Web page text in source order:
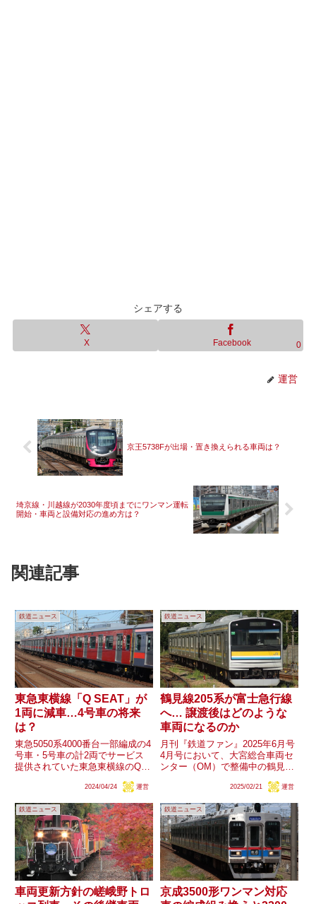
シェアする
X Facebook 0
運営
京王5738Fが出場・置き換えられる車両は？
埼京線・川越線が2030年度頃までにワンマン運転
開始・車両と設備対応の進め方は？
関連記事
鉄道ニュース
東急東横線「Q SEAT」が
1両に減車…4号車の将来
は？
東急5050系4000番台一部編成の4
号車・5号車の計2両でサービス
提供されていた東急東横線のQシ
されることになりました。4号車
座席を継続しつつ、ロングシート
状態固定で一般車...
2024/04/24 運営
鉄道ニュース
鶴見線205系が富士急行線
へ… 譲渡後はどのような
車両になるのか
月刊『鉄道ファン』2025年6月号
4月号において、大宮総合車両セ
ンター（OM）で整備中の鶴見線
ナハT17編成は富士山麓電気鉄道
らかにされました。JR東日本205
系の譲渡その...
2025/02/21 運営
鉄道ニュース
車両更新方針の嵯峨野トロ
鉄道ニュース
京成3500形ワンマン対応